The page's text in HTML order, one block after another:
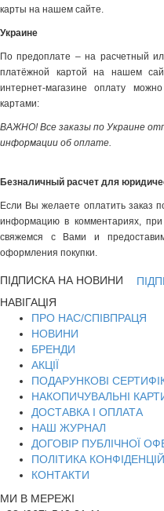
карты на нашем сайте.
Украине
По предоплате – на расчетный
платёжной картой на нашем
интернет-магазине оплату
картами:
ВАЖНО! Все заказы по Украине
информации об оплате.
Безналичный расчет для
Если Вы желаете оплатить заказ
информацию в комментариях,
свяжемся с Вами и
оформления покупки.
ПІДПИСКА НА НОВИНИ
НАВІГАЦІЯ
ПРО НАС/СПІВПРАЦЯ
НОВИНИ
БРЕНДИ
АКЦІЇ
ПОДАРУНКОВІ
НАКОПИЧУВАЛЬНІ
ДОСТАВКА І ОПЛАТА
НАШ ЖУРНАЛ
ДОГОВІР ПУБЛІЧНОЇ
ПОЛІТИКА
КОНТАКТИ
МИ В МЕРЕЖІ